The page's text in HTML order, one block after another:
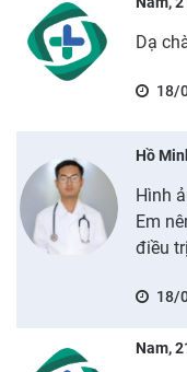
Dạ
18/
Hồ
Hình
Em
điều
18/
Nam,